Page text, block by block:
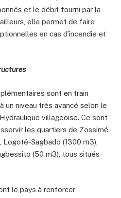
et le débit fourni par la
elle permet de faire
en cas d’incendie et
sont en train
un niveau très avancé selon le
villageoise. Ce sont
les quartiers de Zossimé
Logoté-Sagbado (1300 m3),
(50 m3), tous situés
le pays à renforcer